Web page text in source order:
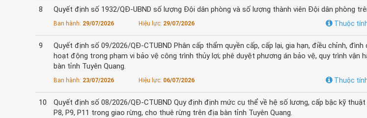
8 Quyết định số 1932/QĐ-UBND số lượng Đội dân phòng và số lượng thành viên Đội dân phòng
Ban hành: 29/07/2026 Hiệu lực: 29/07/2026 Thuộc
9
Quyết định số 09/2026/QĐ-CTUBND Phân cấp thẩm quyền cấp, cấp lại, gia hạn, điều chỉnh,
hoạt động trong phạm vi bảo vệ công trình thủy lợi; phê duyệt phương án bảo vệ, quy trình vận
bàn tỉnh Tuyên Quang.
Ban hành: 23/07/2026 Hiệu lực: 06/07/2026 Thuộc
10
Quyết định số 08/2026/QĐ-CTUBND Quy định định mức cụ thể về hệ số lương, cấp bậc kỹ thuật
P8, P9, P11 trong giao rừng, cho thuê rừng trên địa bàn tỉnh Tuyên Quang.